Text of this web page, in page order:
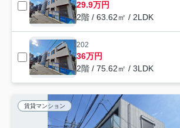
29.9万円
2階 / 63.62㎡ / 2LDK
202
36万円
2階 / 75.62㎡ / 3LDK
賃貸マンション